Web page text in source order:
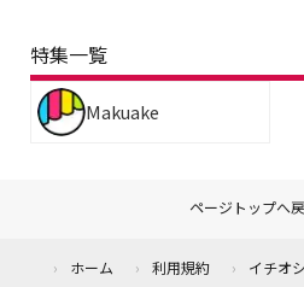
特集一覧
Makuake
ページトップへ
ホーム 利用規約 イチオ